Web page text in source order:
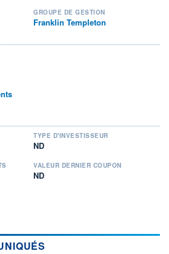
GROUPE DE GESTION
Franklin Templeton
TYPE D'INVESTISSEUR
ND
VALEUR DERNIER COUPON
ND